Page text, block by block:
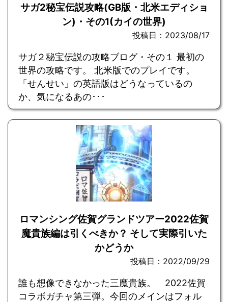
サガ2秘宝伝説攻略(GB版・北米エディショ
ン)・その1(カイの世界)
投稿日：2023/08/17
サガ２秘宝伝説の攻略ブログ・その１ 最初の
世界の攻略です。 北米版でのプレイです。
「せんせい」の英語版はどうなっているの
か、気になるあの･･･
ロマンシング佐賀グランドツアー2022佐賀
魔貴族編は引くべきか？ そして実際引いた
かどうか
投稿日：2022/09/29
誰も想像できなかった三魔貴族。 2022佐賀
コラボガチャ第三弾。今回のメインはフォル